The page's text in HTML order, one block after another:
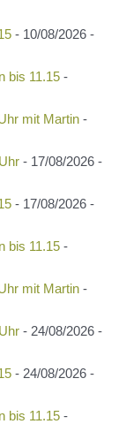
- 10/08/2026 -
bis 11.15-
mit Martin-
- 17/08/2026 -
- 17/08/2026 -
bis 11.15-
mit Martin-
- 24/08/2026 -
- 24/08/2026 -
bis 11.15-